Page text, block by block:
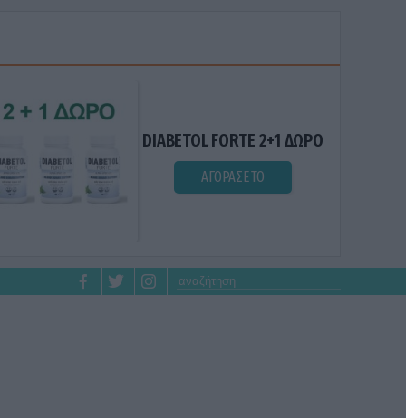
DIABETOL FORTE 2+1 ΔΩΡΟ
ΑΓΟΡΑΣΕ ΤΟ